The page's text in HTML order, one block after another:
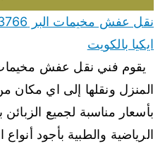
ايكيا بالكويت
يقوم فني نقل عفش
المنزل ونقلها إلى اي مكان
بأسعار مناسبة لجميع الزبائن
الرياضية والطبية بأجود